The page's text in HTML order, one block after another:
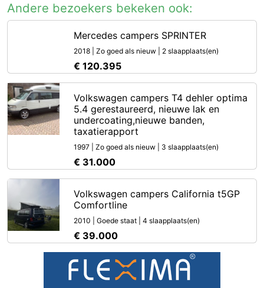
Andere bezoekers bekeken ook:
Mercedes campers SPRINTER
2018 | Zo goed als nieuw | 2 slaapplaats(en)
€ 120.395
Volkswagen campers T4 dehler optima
5.4 gerestaureerd, nieuwe lak en
undercoating,nieuwe banden,
taxatierapport
1997 | Zo goed als nieuw | 3 slaapplaats(en)
€ 31.000
Volkswagen campers California t5GP
Comfortline
2010 | Goede staat | 4 slaapplaats(en)
€ 39.000